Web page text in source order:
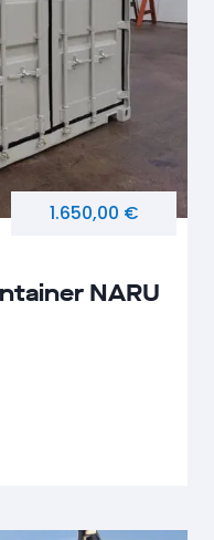
NARU
1.650,00 €